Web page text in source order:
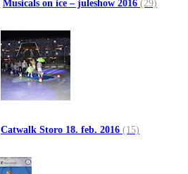
Musicals on ice – juleshow 2016 (29)
Catwalk Storo 18. feb. 2016 (15)